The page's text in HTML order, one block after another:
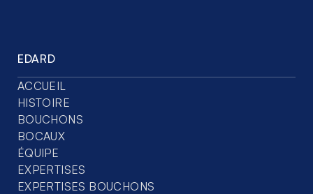
EDARD
ACCUEIL
HISTOIRE
BOUCHONS
BOCAUX
ÉQUIPE
EXPERTISES
EXPERTISES BOUCHONS